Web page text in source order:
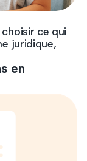
ce qui
juridique,
en